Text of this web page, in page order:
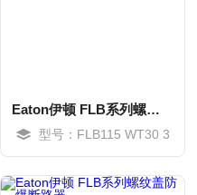
Eaton伊顿 FLB系列螺纹盖防爆断路器
型号：FLB115 WT30 3